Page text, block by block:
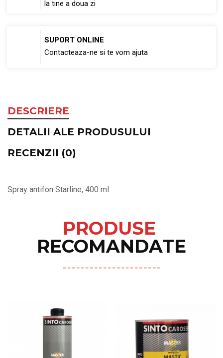
la tine a doua zi
SUPORT ONLINE
Contacteaza-ne si te vom ajuta
DESCRIERE
DETALII ALE PRODUSULUI
RECENZII (0)
Spray antifon Starline, 400 ml
PRODUSE
RECOMANDATE